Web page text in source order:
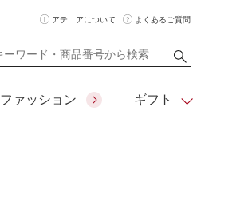
アテニアについて よくあるご質問
ファッション ギフト